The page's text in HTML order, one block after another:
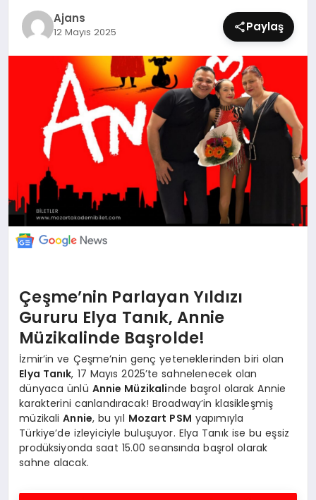
Ajans
12 Mayıs 2025 Paylaş
Çeşme’nin Parlayan Yıldızı
Gururu Elya Tanık, Annie
Müzikalinde Başrolde!
İzmir’in ve Çeşme’nin genç yeteneklerinden biri olan
Elya Tanık, 17 Mayıs 2025’te sahnelenecek olan
dünyaca ünlü Annie Müzikalinde başrol olarak Annie
karakterini canlandıracak! Broadway’in klasikleşmiş
müzikaliAnnie, bu yıl Mozart PSM yapımıyla
Türkiye’de izleyiciyle buluşuyor. Elya Tanık ise bu eşsiz
prodüksiyonda saat 15.00 seansında başrol olarak
sahne alacak.